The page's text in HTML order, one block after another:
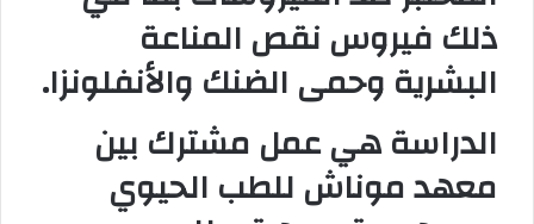
ذلك فيروس نقص المناعة
البشرية وحمى الضنك والأنفلونزا.
الدراسة هي عمل مشترك بين
معهد موناش للطب الحيوي